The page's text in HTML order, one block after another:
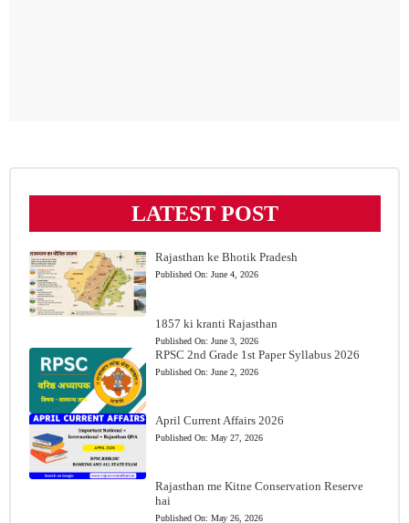
LATEST POST
Rajasthan ke Bhotik Pradesh
Published On: June 4, 2026
1857 ki kranti Rajasthan
Published On: June 3, 2026
RPSC 2nd Grade 1st Paper Syllabus 2026
Published On: June 2, 2026
April Current Affairs 2026
Published On: May 27, 2026
Rajasthan me Kitne Conservation Reserve
hai
Published On: May 26, 2026